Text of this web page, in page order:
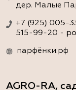
дер. Малые
+7 (925) 005-
515-99-20 -
парфёнки.рф
AGRO-RA,